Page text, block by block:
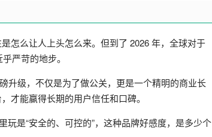
怎么让人上头怎么来。但到了 2026 年，全球对于
严苛的地步。
升级，不仅是为了做公关，更是一个精明的商业长
才能赢得长期的用户信任和口碑。
玩是“安全的、可控的”，这种品牌好感度，是多少个